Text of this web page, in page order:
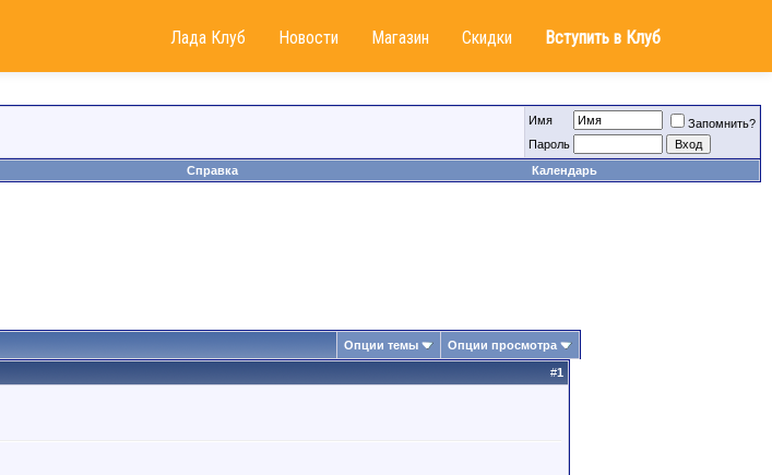
Лада Клуб Новости Магазин Скидки Вступить в Клуб
Имя
Запомнить?
Пароль
Справка Календарь
Опции темы Опции просмотра
#1